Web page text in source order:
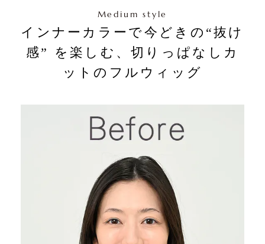
Medium style
インナーカラーで今どきの“抜け
感” を楽しむ、切りっぱなしカ
ットのフルウィッグ